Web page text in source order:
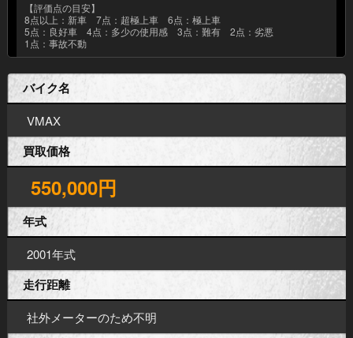
【評価点の目安】
8点以上：新車 7点：超極上車 6点：極上車
5点：良好車 4点：多少の使用感 3点：難有 2点：劣悪
1点：事故不動
バイク名
VMAX
買取価格
550,000円
年式
2001年式
走行距離
社外メーターのため不明